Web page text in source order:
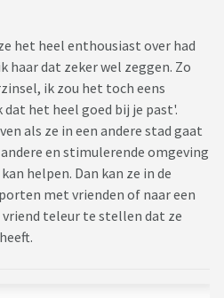
het heel enthousiast over had
haar dat zeker wel zeggen. Zo
ik zou het toch eens
het heel goed bij je past'.
als ze in een andere stad gaat
en stimulerende omgeving
helpen. Dan kan ze in de
met vrienden of naar een
teleur te stellen dat ze